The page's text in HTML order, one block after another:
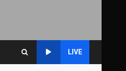
LIVE